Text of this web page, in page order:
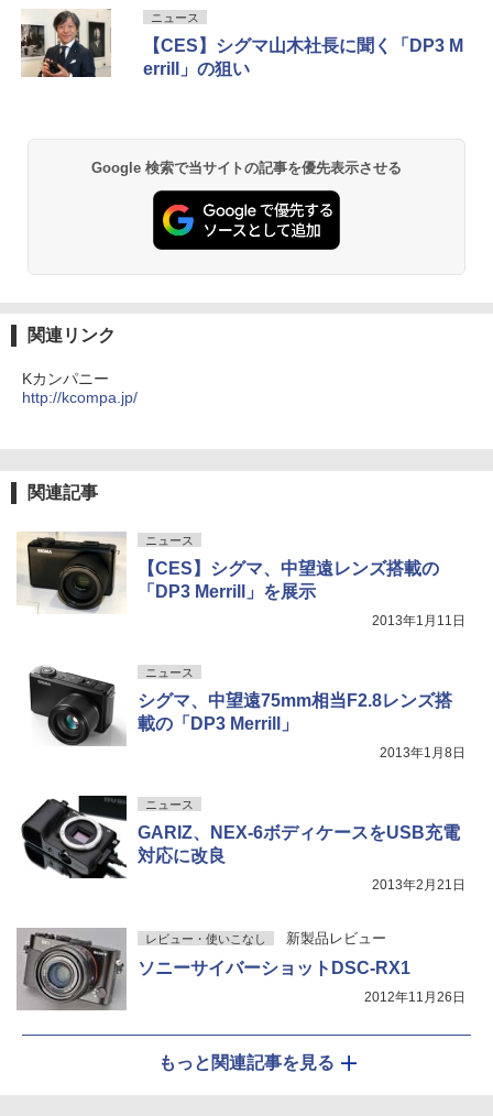
ニュース
【CES】シグマ山木社長に聞く「DP3 M
errill」の狙い
Google 検索で当サイトの記事を優先表示させる
関連リンク
Kカンパニー
http://kcompa.jp/
関連記事
ニュース
【CES】シグマ、中望遠レンズ搭載の
「DP3 Merrill」を展示
2013年1月11日
ニュース
シグマ、中望遠75mm相当F2.8レンズ搭
載の「DP3 Merrill」
2013年1月8日
ニュース
GARIZ、NEX-6ボディケースをUSB充電
対応に改良
2013年2月21日
レビュー・使いこなし 新製品レビュー
ソニーサイバーショットDSC-RX1
2012年11月26日
もっと関連記事を見る